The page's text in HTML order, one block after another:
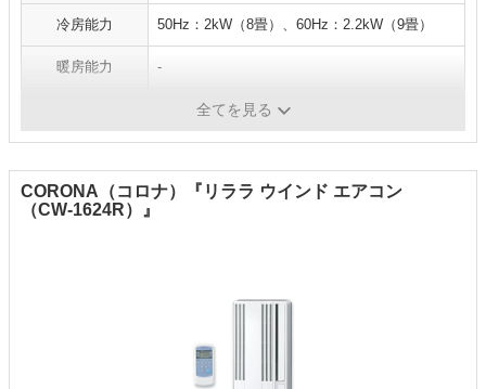
冷房能力 50Hz：2kW（8畳）、60Hz：2.2kW（9畳）
暖房能力 -
50Hz：595W/60Hz：720W
全てを見る
CORONA（コロナ）『リララ ウインド エアコン
（CW-1624R）』